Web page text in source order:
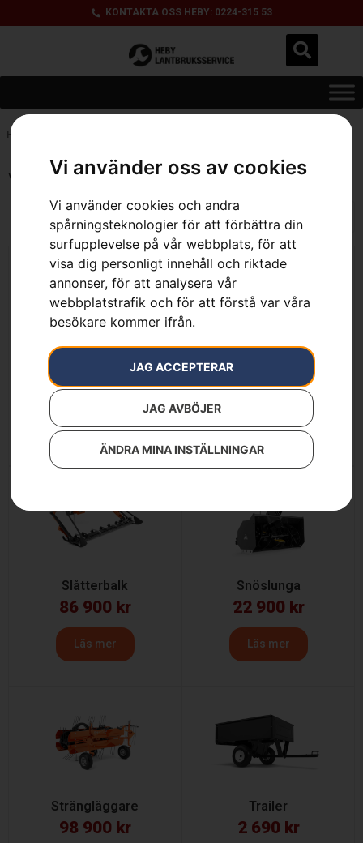
Vi använder oss av cookies
Vi använder cookies och andra
spårningsteknologier för att förbättra din
surfupplevelse på vår webbplats, för att
visa dig personligt innehåll och riktade
annonser, för att analysera vår
webbplatstrafik och för att förstå var våra
besökare kommer ifrån.
JAG ACCEPTERAR
JAG AVBÖJER
ÄNDRA MINA INSTÄLLNINGAR
KONTAKTA OSS HEBY: 0224-315 53
Hem
Visar 1–12 av 152 resultat
Husqvarna borste
86 900kr
Husqvarna stänkskydd
5 990kr
Slåtterbalk
86 900 kr
Läs mer
Snöslunga
22 900 kr
Läs mer
Strängläggare
98 900 kr
Trailer
2 690 kr